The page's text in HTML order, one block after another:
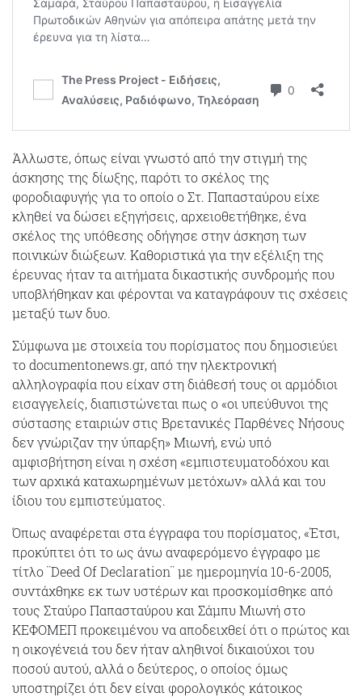
Άλλωστε, όπως είναι γνωστό από την στιγμή της
άσκησης της δίωξης, παρότι το σκέλος της
φοροδιαφυγής για το οποίο ο Στ. Παπασταύρου είχε
κληθεί να δώσει εξηγήσεις, αρχειοθετήθηκε, ένα
σκέλος της υπόθεσης οδήγησε στην άσκηση των
ποινικών διώξεων. Καθοριστικά για την εξέλιξη της
έρευνας ήταν τα αιτήματα δικαστικής συνδρομής που
υποβλήθηκαν και φέρονται να καταγράφουν τις σχέσεις
μεταξύ των δυο.
Σύμφωνα με στοιχεία του πορίσματος που δημοσιεύει
το documentonews.gr, από την ηλεκτρονική
αλληλογραφία που είχαν στη διάθεσή τους οι αρμόδιοι
εισαγγελείς, διαπιστώνεται πως ο «οι υπεύθυνοι της
σύστασης εταιριών στις Βρετανικές Παρθένες Νήσους
δεν γνώριζαν την ύπαρξη» Μιωνή, ενώ υπό
αμφισβήτηση είναι η σχέση «εμπιστευματοδόχου και
των αρχικά καταχωρημένων μετόχων» αλλά και του
ίδιου του εμπιστεύματος.
Όπως αναφέρεται στα έγγραφα του πορίσματος, «Έτσι,
προκύπτει ότι το ως άνω αναφερόμενο έγγραφο με
τίτλο ¨Deed Of Declaration¨ με ημερομηνία 10-6-2005,
συντάχθηκε εκ των υστέρων και προσκομίσθηκε από
τους Σταύρο Παπασταύρου και Σάμπυ Μιωνή στο
ΚΕΦΟΜΕΠ προκειμένου να αποδειχθεί ότι ο πρώτος και
η οικογένειά του δεν ήταν αληθινοί δικαιούχοι του
ποσού αυτού, αλλά ο δεύτερος, ο οποίος όμως
υποστηρίζει ότι δεν είναι φορολογικός κάτοικος